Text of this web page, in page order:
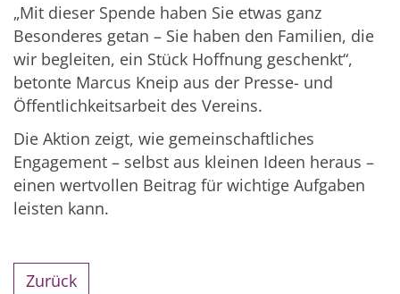
„Mit dieser Spende haben Sie etwas ganz
Besonderes getan – Sie haben den Familien, die
wir begleiten, ein Stück Hoffnung geschenkt“,
betonte Marcus Kneip aus der Presse- und
Öffentlichkeitsarbeit des Vereins.
Die Aktion zeigt, wie gemeinschaftliches
Engagement – selbst aus kleinen Ideen heraus –
einen wertvollen Beitrag für wichtige Aufgaben
leisten kann.
Zurück